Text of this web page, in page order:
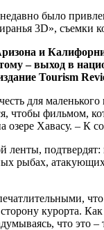
было
3D», съемки
и
– выход в
Tourism
для
чтобы
Хавасу. – К
ленты,
рыбах,
курорта.
что